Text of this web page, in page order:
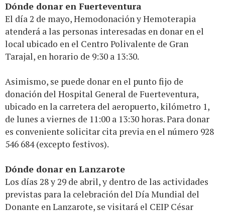
Dónde donar en Fuerteventura
El día 2 de mayo, Hemodonación y Hemoterapia
atenderá a las personas interesadas en donar en el
local ubicado en el Centro Polivalente de Gran
Tarajal, en horario de 9:30 a 13:30.
Asimismo, se puede donar en el punto fijo de
donación del Hospital General de Fuerteventura,
ubicado en la carretera del aeropuerto, kilómetro 1,
de lunes a viernes de 11:00 a 13:30 horas. Para donar
es conveniente solicitar cita previa en el número 928
546 684 (excepto festivos).
Dónde donar en Lanzarote
Los días 28 y 29 de abril, y dentro de las actividades
previstas para la celebración del Día Mundial del
Donante en Lanzarote, se visitará el CEIP César